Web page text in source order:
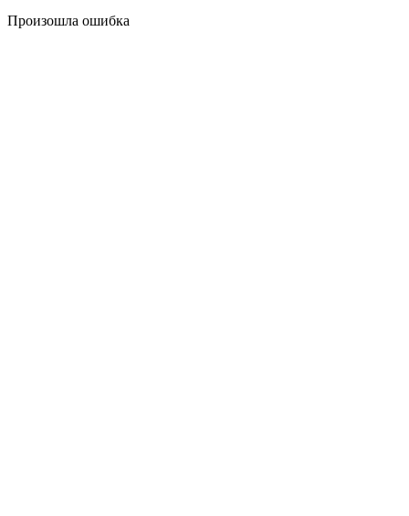
Произошла ошибка